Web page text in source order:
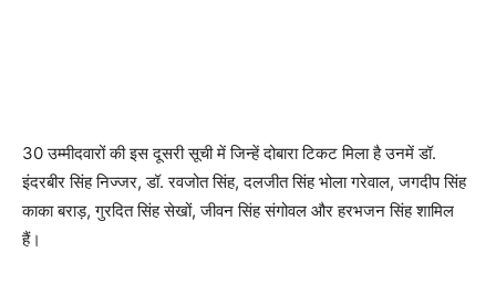
30 उम्मीदवारों की इस दूसरी सूची में जिन्हें दोबारा टिकट मिला है उनमें डॉ.
इंदरबीर सिंह निज्जर, डॉ. रवजोत सिंह, दलजीत सिंह भोला गरेवाल, जगदीप सिंह
काका बराड़, गुरदित सिंह सेखों, जीवन सिंह संगोवल और हरभजन सिंह शामिल
हैं।